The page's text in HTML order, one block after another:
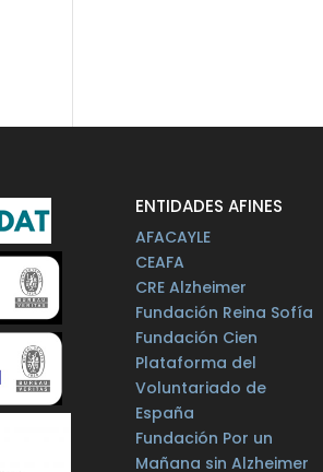
ENTIDADES AFINES
AFACAYLE
CEAFA
CRE Alzheimer
Fundación Reina Sofía
Fundación Cien
Plataforma del
Voluntariado de
España
Fundación Por un
Mañana sin Alzheimer